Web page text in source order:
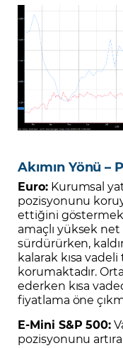
Akımın Yönü
Euro:Kurumsal
pozisyonunu
ettiğini
amaçlı yüksek
sürdürürken,
kalarak kısa
korumaktadır.
ederken kısa
fiyatlama öne
E-Mini S&P 500:
pozisyonunu